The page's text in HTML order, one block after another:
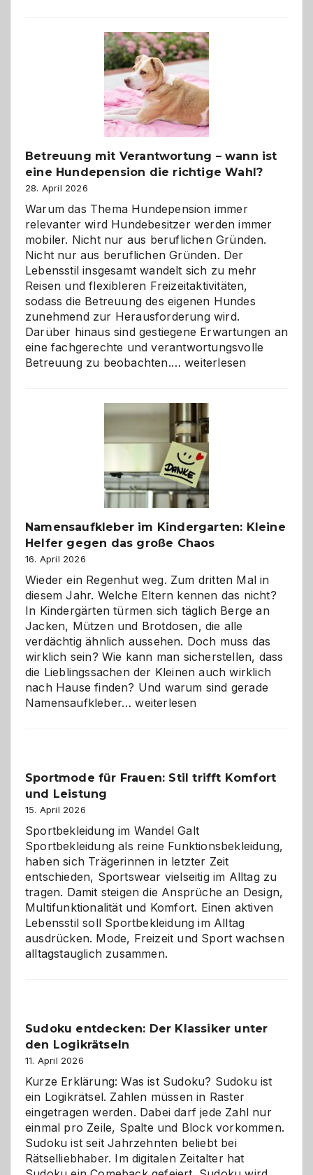
Betreuung mit Verantwortung – wann ist
eine Hundepension die richtige Wahl?
28. April 2026
Warum das Thema Hundepension immer
relevanter wird Hundebesitzer werden immer
mobiler. Nicht nur aus beruflichen Gründen.
Nicht nur aus beruflichen Gründen. Der
Lebensstil insgesamt wandelt sich zu mehr
Reisen und flexibleren Freizeitaktivitäten,
sodass die Betreuung des eigenen Hundes
zunehmend zur Herausforderung wird.
Darüber hinaus sind gestiegene Erwartungen an
eine fachgerechte und verantwortungsvolle
Betreuung zu beobachten.…Betreuung
wann
ist
eine
Hundepension
die
richtige
weiterlesen
Namensaufkleber im Kindergarten: Kleine
Helfer gegen das große Chaos
16. April 2026
Wieder ein Regenhut weg. Zum dritten Mal in
diesem Jahr. Welche Eltern kennen das nicht?
In Kindergärten türmen sich täglich Berge an
Jacken, Mützen und Brotdosen, die alle
verdächtig ähnlich aussehen. Doch muss das
wirklich sein? Wie kann man sicherstellen, dass
die Lieblingssachen der Kleinen auch wirklich
nach Hause finden? Und warum sind gerade
Namensaufkleber…Namensaufkleber
gegen
Chaos
weiterlesen
Sportmode für Frauen: Stil trifft Komfort
und Leistung
15. April 2026
Sportbekleidung im Wandel Galt
Sportbekleidung als reine Funktionsbekleidung,
haben sich Trägerinnen in letzter Zeit
entschieden, Sportswear vielseitig im Alltag zu
tragen. Damit steigen die Ansprüche an Design,
Multifunktionalität und Komfort. Einen aktiven
Lebensstil soll Sportbekleidung im Alltag
ausdrücken. Mode, Freizeit und Sport wachsen
alltagstauglich zusammen.
Sudoku entdecken: Der Klassiker unter
den Logikrätseln
11. April 2026
Kurze Erklärung: Was ist Sudoku? Sudoku ist
ein Logikrätsel. Zahlen müssen in Raster
eingetragen werden. Dabei darf jede Zahl nur
einmal pro Zeile, Spalte und Block vorkommen.
Sudoku ist seit Jahrzehnten beliebt bei
Rätselliebhaber. Im digitalen Zeitalter hat